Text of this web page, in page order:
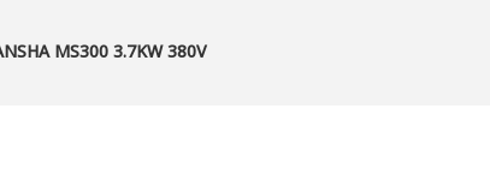
MS300 3.7KW 380V